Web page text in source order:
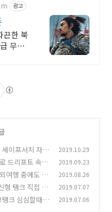
광고
끈한 북
무상
이프서치 자녀
2019.10.29
드리프트 속도
2019.09.23
여행 중에도 업
2019.08.26
형 탱크 직접 몰
2019.07.07
크 심심할때할
2019.07.06